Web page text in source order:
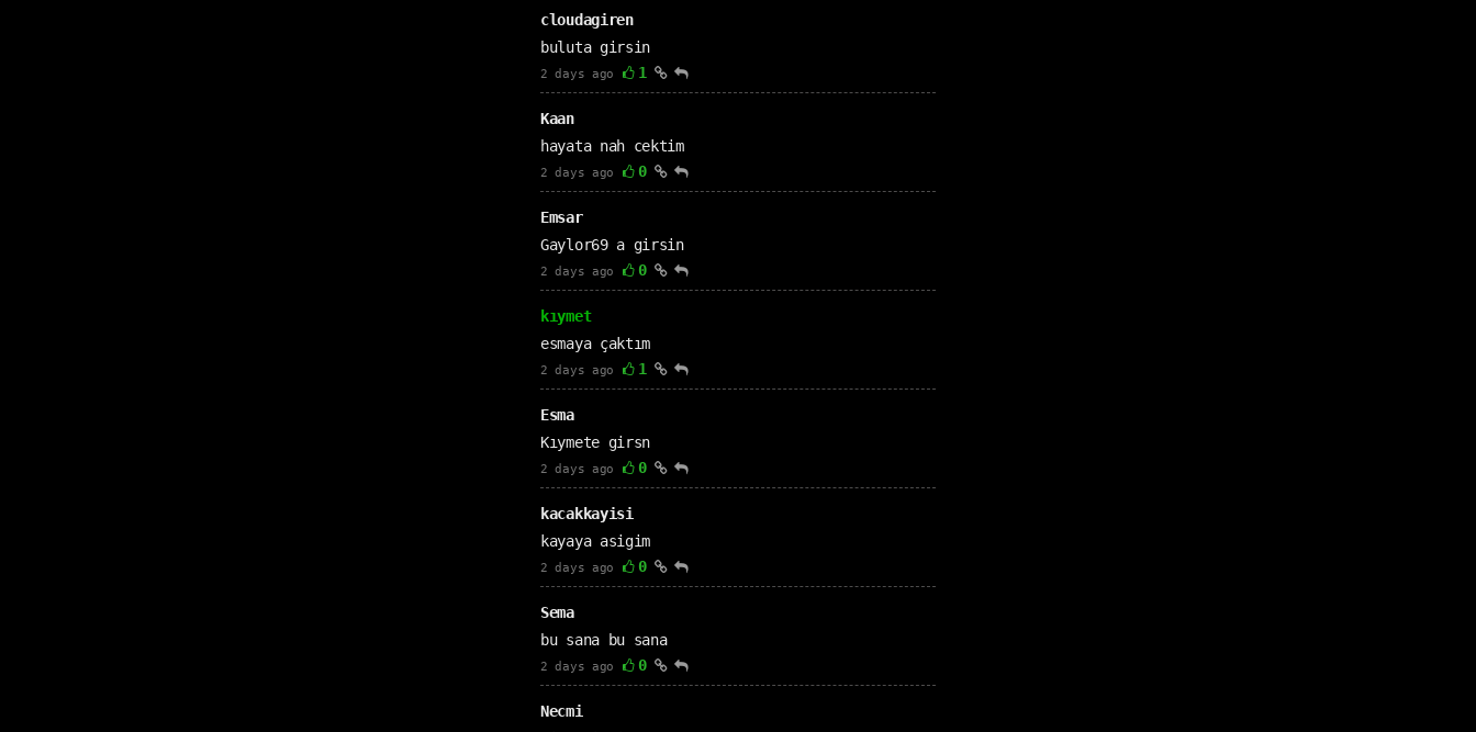
cloudagiren
buluta girsin
2 days ago 1
Kaan
hayata nah cektim
2 days ago 0
Emsar
Gaylor69 a girsin
2 days ago 0
kıymet
esmaya çaktım
2 days ago 1
Esma
Kıymete girsn
2 days ago 0
kacakkayisi
kayaya asigim
2 days ago 0
Sema
bu sana bu sana
2 days ago 0
Necmi